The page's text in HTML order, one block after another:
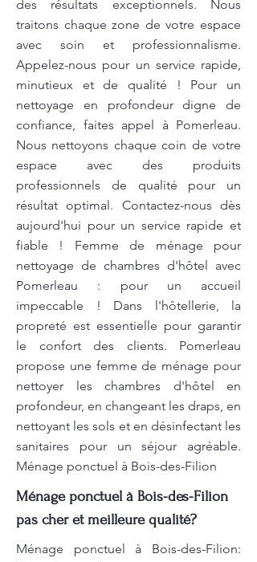
des résultats exceptionnels. Nous
traitons chaque zone de votre espace
avec soin et professionnalisme.
Appelez-nous pour un service rapide,
minutieux et de qualité ! Pour un
nettoyage en profondeur digne de
confiance, faites appel à Pomerleau.
Nous nettoyons chaque coin de votre
espace avec des produits
professionnels de qualité pour un
résultat optimal. Contactez-nous dès
aujourd'hui pour un service rapide et
fiable ! Femme de ménage pour
nettoyage de chambres d'hôtel avec
Pomerleau : pour un accueil
impeccable ! Dans l'hôtellerie, la
propreté est essentielle pour garantir
le confort des clients. Pomerleau
propose une femme de ménage pour
nettoyer les chambres d'hôtel en
profondeur, en changeant les draps, en
nettoyant les sols et en désinfectant les
sanitaires pour un séjour agréable.
Ménage ponctuel à Bois-des-Filion
Ménage ponctuel à Bois-des-Filion
pas cher et meilleure qualité?
Ménage ponctuel à Bois-des-Filion: